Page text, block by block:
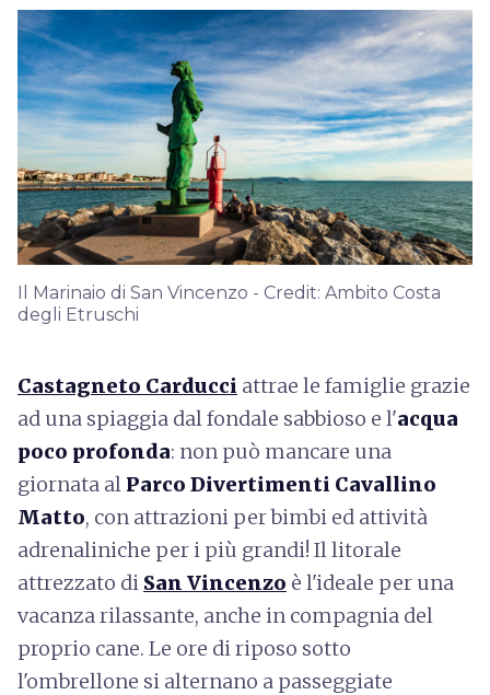
Il Marinaio di San Vincenzo - Credit: Ambito Costa
degli Etruschi
Castagneto Carducci attrae le famiglie grazie
ad una spiaggia dal fondale sabbioso e l'acqua
poco profonda: non può mancare una
giornata al Parco Divertimenti Cavallino
Matto, con attrazioni per bimbi ed attività
adrenaliniche per i più grandi! Il litorale
attrezzato di San Vincenzo è l'ideale per una
vacanza rilassante, anche in compagnia del
proprio cane. Le ore di riposo sotto
l'ombrellone si alternano a passeggiate